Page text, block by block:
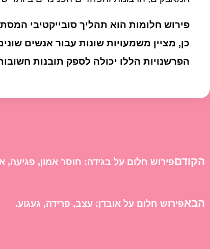
פירוש חלומות הוא תהליך סובייקטיבי
כן, מציין משמעויות שונות עבור אנשים
הפרשנויות הללו יכולה לספק תובנות
הקודםפירוש חלום על בגידה: חוסר אמון, פגיעה,
הבאפירוש חלום על אובדן: עצב, פרידה, געגוע.